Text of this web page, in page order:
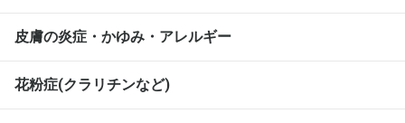
皮膚の炎症・かゆみ・アレルギー
花粉症(クラリチンなど)